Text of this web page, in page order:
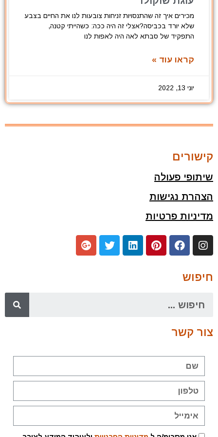
מכירים איך זה שהתנסויות זניחות צובעות לנו את החיים בצבע
שלא יורד בכביסה?אצלי זה היה ככה: כשהייתי קטנה,
התפקיד של סבתא לאה היה לאפות לנו
קראו עוד »
יוני 13, 2022
קישורים
שיתופי פעולה
הצהרת נגישות
מדיניות פרטיות
חיפוש
צור קשר